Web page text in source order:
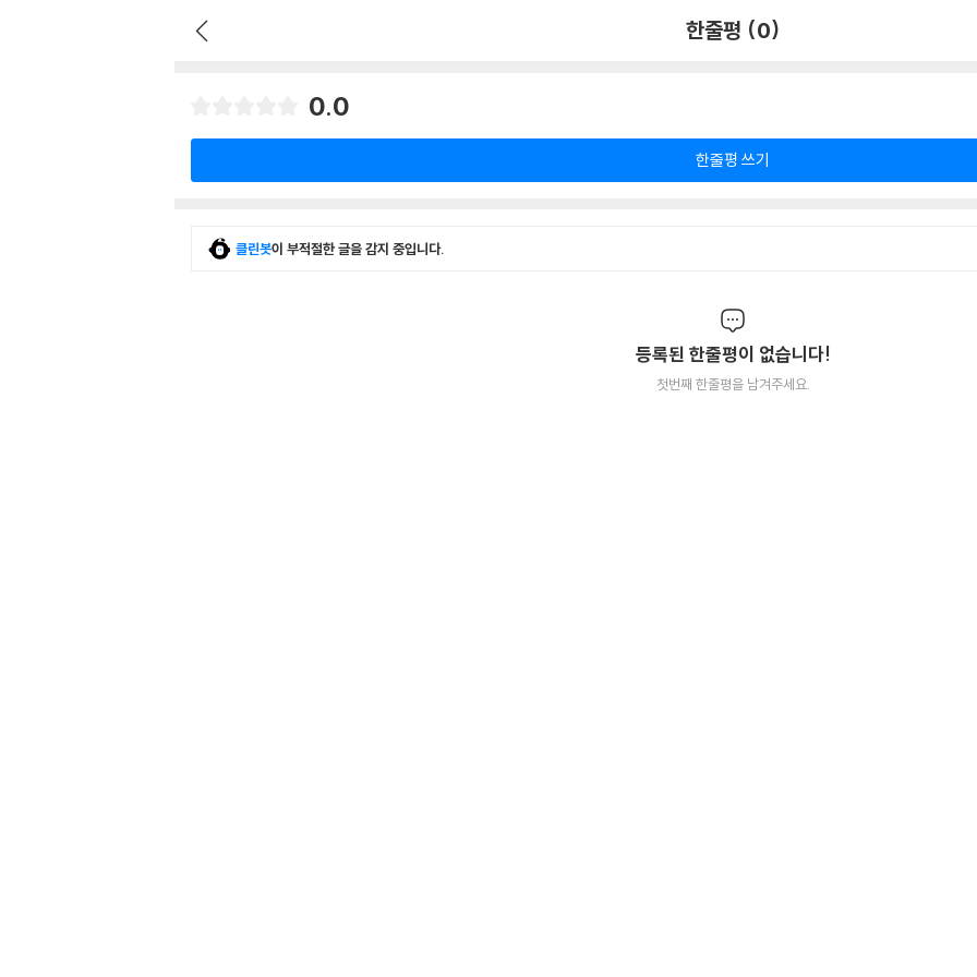
한줄평 (0)
0.0
한줄평 쓰기
클린봇이 부적절한 글을 감지 중입니다.
등록된 한줄평이 없습니다!
첫번째 한줄평을 남겨주세요.